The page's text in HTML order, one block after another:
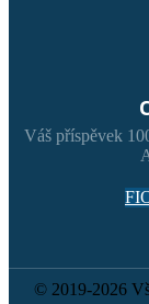
Váš příspěvek
© 2019-2026